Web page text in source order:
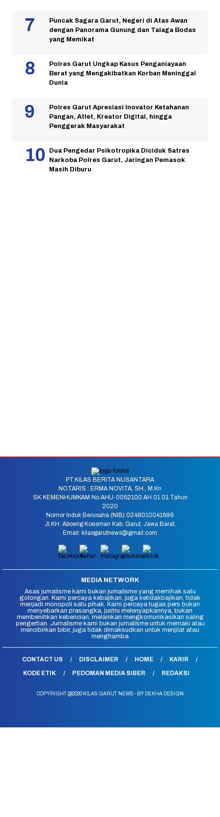
Puncak Sagara Garut, Negeri di Atas Awan
dengan Panorama Gunung dan Talaga Bodas
yang Memikat
Polres Garut Ungkap Kasus Penganiayaan
Berat yang Mengakibatkan Korban Meninggal
Dunia
Polres Garut Apresiasi Inovator Ketahanan
Pangan, Atlet, Kreator Digital, hingga
Penggerak Masyarakat
Dua Pengedar Psikotropika Diciduk Satres
Narkoba Polres Garut, Jaringan Pemasok
Masih Diburu
PT.KILAS BERITA NUSANTARA
NOTARIS : ERMA NOVITA, SH., M.Kn
SK KEMENHUMKAM No.AHU-0052100.AH.01.01.Tahun
2020
Nomor Induk Berusaha (NIB) 0248010041699
Jl.KH. Aboeng Koesman Kab. Garut, Jawa Barat.
Email: kilasgarutnews@gmail.com
MEDIA NETWORK
Asas jurnalisme kami bukan jurnalisme yang memihak satu
golongan. Kami percaya kebajikan, juga ketidakbajikan, tidak
menjadi monopoli satu pihak. Kami percaya tugas pers bukan
menyebarkan prasangka, justru melenyapkannya, bukan
membenihkan kebencian, melainkan mengkomunikasikan saling
pengertian. Jurnalisme kami bukan jurnalisme untuk memaki atau
mencibirkan bibir, juga tidak dimaksudkan untuk menjilat atau
menghamba
CONTACT US DISCLAIMER HOME
KARIR
KODE ETIK
PEDOMAN MEDIA SIBER REDAKSI
COPYRIGHT @2020 KILAS GARUT NEWS - BY DEKHA DESIGN